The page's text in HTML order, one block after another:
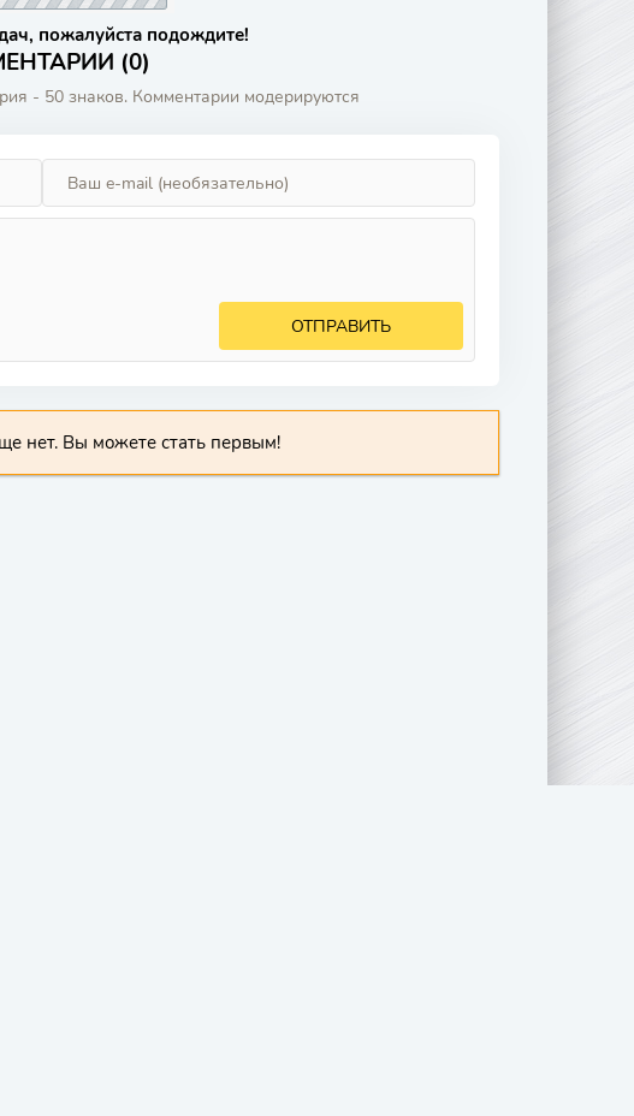
пожалуйста подождите!
(0)
- 50 знаков. Комментарии модерируются
ОТПРАВИТЬ
нет. Вы можете стать первым!